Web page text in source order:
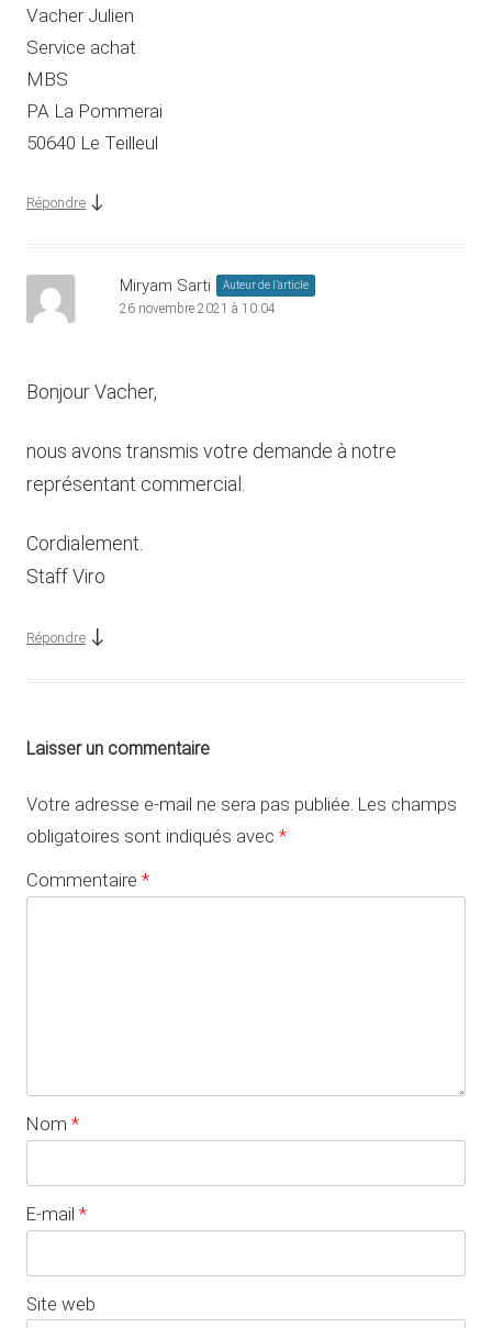
Vacher Julien
Service achat
MBS
PA La Pommerai
50640 Le Teilleul
Répondre ↓
Miryam Sarti Auteur de l’article
26 novembre 2021 à 10:04
Bonjour Vacher,
nous avons transmis votre demande à notre
représentant commercial.
Cordialement.
Staff Viro
Répondre ↓
Laisser un commentaire
Votre adresse e-mail ne sera pas publiée. Les champs
obligatoires sont indiqués avec *
Commentaire *
Nom *
E-mail *
Site web